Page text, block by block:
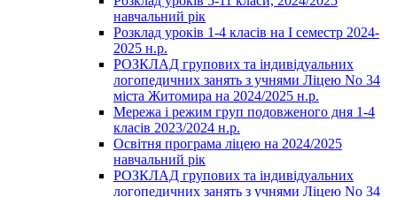
навчальний рік
Розклад уроків 1-4 класів на І семестр 2024-
2025 н.р.
РОЗКЛАД групових та індивідуальних
логопедичних занять з учнями Ліцею No 34
міста Житомира на 2024/2025 н.р.
Мережа і режим груп подовженого дня 1-4
класів 2023/2024 н.р.
Освітня програма ліцею на 2024/2025
навчальний рік
РОЗКЛАД групових та індивідуальних
логопедичних занять з учнями Ліцею No 34